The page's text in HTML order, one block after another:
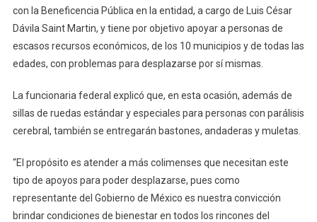
Etapa
De
La
Para
con la Beneficencia Pública en la entidad, a cargo de Luis César
Dávila Saint Martin, y tiene por objetivo apoyar a personas de
escasos recursos económicos, de los 10 municipios y de todas las
edades, con problemas para desplazarse por sí mismas.
La funcionaria federal explicó que, en esta ocasión, además de
sillas de ruedas estándar y especiales para personas con parálisis
cerebral, también se entregarán bastones, andaderas y muletas.
“El propósito es atender a más colimenses que necesitan este
tipo de apoyos para poder desplazarse, pues como
representante del Gobierno de México es nuestra convicción
brindar condiciones de bienestar en todos los rincones del